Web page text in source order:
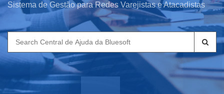
Sistema de Gestão para Redes Varejistas e Atacadistas
Search
for: